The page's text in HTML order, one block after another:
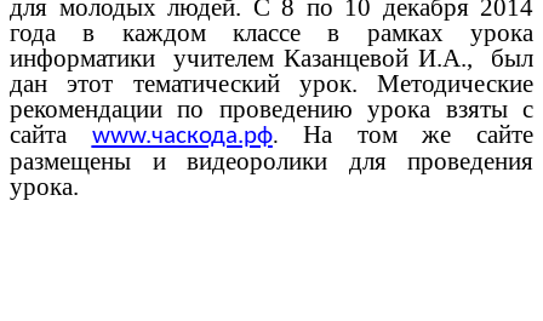
для молодых людей. С 8 по 10 декабря 2014
года в каждом классе в рамках урока
информатики учителем Казанцевой И.А., был
дан этот тематический урок. Методические
рекомендации по проведению урока взяты с
сайта www.часкода.рф.На том же сайте
размещены и видеоролики для проведения
урока.